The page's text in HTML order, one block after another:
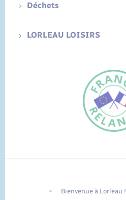
FR
Déchets
LORLEAU LOISIRS
Bienvenue à Lorleau !